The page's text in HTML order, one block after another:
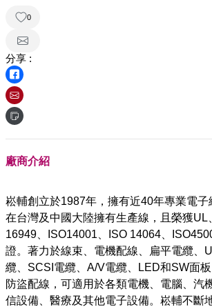
0
分享 :
廠商介紹
崧輔創立於1987年，擁有近40年專業電子
在台灣及中國大陸擁有生產線，且榮獲UL
16949、ISO14001、ISO 14064、
證。著力於線束、電機配線、扁平電纜、
纜、SCSI電纜、A/V電纜、LED和SW面
防盜配線，可適用於各類電機、電腦、汽
信設備、醫療及其他電子設備。崧輔不斷